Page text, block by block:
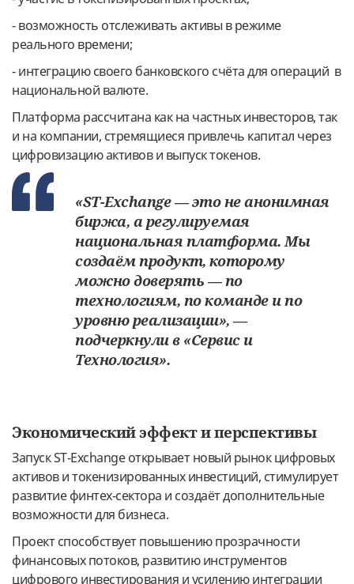
- возможность отслеживать активы в режиме
реального времени;
- интеграцию своего банковского счёта для операций в
национальной валюте.
Платформа рассчитана как на частных инвесторов, так
и на компании, стремящиеся привлечь капитал через
цифровизацию активов и выпуск токенов.
«ST-Exchange — это не анонимная
биржа, а регулируемая
национальная платформа. Мы
создаём продукт, которому
можно доверять — по
технологиям, по команде и по
уровню реализации», —
подчеркнули в «Сервис и
Технология».
Экономический эффект и перспективы
Запуск ST-Exchange открывает новый рынок цифровых
активов и токенизированных инвестиций, стимулирует
развитие финтех-сектора и создаёт дополнительные
возможности для бизнеса.
Проект способствует повышению прозрачности
финансовых потоков, развитию инструментов
цифрового инвестирования и усилению интеграции